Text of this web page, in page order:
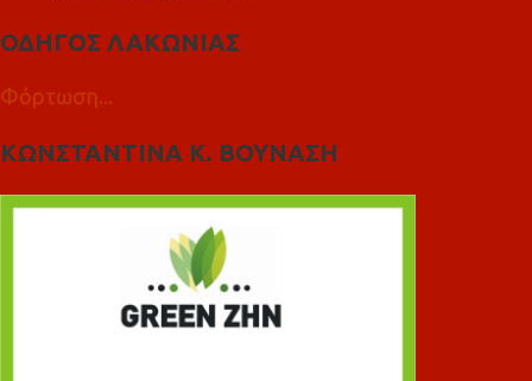
ΟΔΗΓΟΣ ΛΑΚΩΝΙΑΣ
Φόρτωση...
ΚΩΝΣΤΑΝΤΙΝΑ Κ. ΒΟΥΝΑΣΗ